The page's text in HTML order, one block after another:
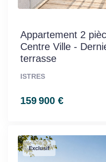
Appartement 2
Centre Ville -
terrasse
ISTRES
159 900 €
Exclusif